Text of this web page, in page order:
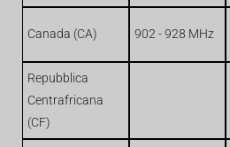
Canada (CA) 902 - 928 MHz
Repubblica
Centrafricana
(CF)